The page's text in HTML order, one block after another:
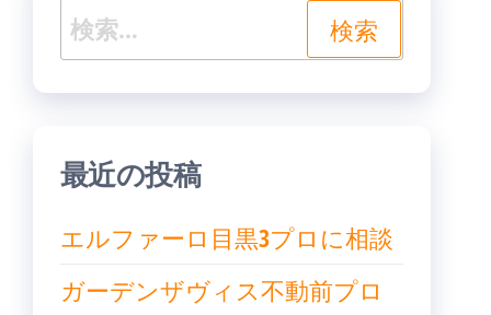
ョ
ン
検
索:
最近の投稿
エルファーロ目黒3プロに相談
ガーデンザヴィス不動前プロ